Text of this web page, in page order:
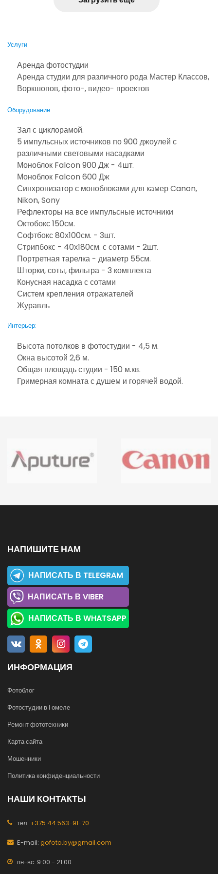
Услуги
Аренда фотостудии
Аренда студии для различного рода Мастер Классов,
Воркшопов, фото-, видео- проектов
Оборудование
Зал с циклорамой.
5 импульсных источников по 900 джоулей с
различными световыми насадками
Моноблок Falcon 900 Дж - 4шт.
Моноблок Falcon 600 Дж
Синхронизатор с моноблоками для камер Canon,
Nikon, Sony
Рефлекторы на все импульсные источники
Октобокс 150см.
Софтбокс 80х100см. - 3шт.
Стрипбокс - 40х180см. с сотами - 2шт.
Портретная тарелка - диаметр 55см.
Шторки, соты, фильтра - 3 комплекта
Конусная насадка с сотами
Систем крепления отражателей
Журавль
Интерьер:
Высота потолков в фотостудии - 4,5 м.
Окна высотой 2,6 м.
Общая площадь студии - 150 м.кв.
Гримерная комната с душем и горячей водой.
НАПИШИТЕ НАМ
НАПИСАТЬ В TELEGRAM
НАПИСАТЬ В VIBER
НАПИСАТЬ В WHATSAPP
ИНФОРМАЦИЯ
Фотоблог
Фотостудии в Гомеле
Ремонт фототехники
Карта сайта
Мошенники
Политика конфиденциальности
НАШИ КОНТАКТЫ
тел. +375 44 563-91-70
E-mail: gofoto.by@gmail.com
пн-вс: 9:00 - 21:00